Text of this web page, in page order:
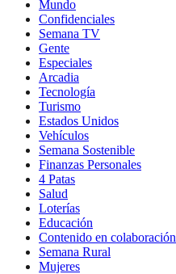
Mundo
Confidenciales
Semana TV
Gente
Especiales
Arcadia
Tecnología
Turismo
Estados Unidos
Vehículos
Semana Sostenible
Finanzas Personales
4 Patas
Salud
Loterías
Educación
Contenido en colaboración
Semana Rural
Mujeres